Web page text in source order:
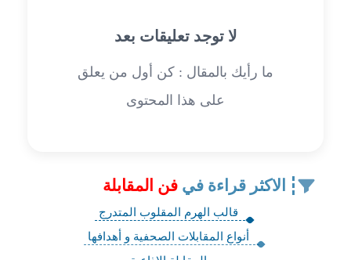
لا توجد تعليقات بعد
ما رأيك بالمقال : كن أول من يعلق
على هذا المحتوى
الاكثر قراءة في فن المقابلة
قالب الهرم المقلوب المتدرج
أنواع المقابلات الصحفية و أهدافها